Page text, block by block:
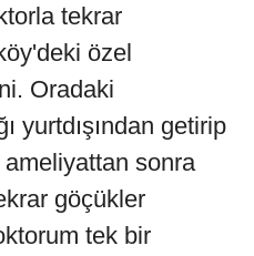
tekrar
özel
Oradaki
yurtdışından getirip
ameliyattan sonra
göçükler
tek bir